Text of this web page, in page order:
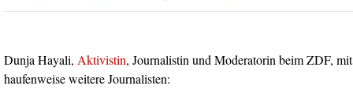
Dunja Hayali, Aktivistin, Journalistin und Moderatorin beim ZDF,
haufenweise weitere Journalisten: